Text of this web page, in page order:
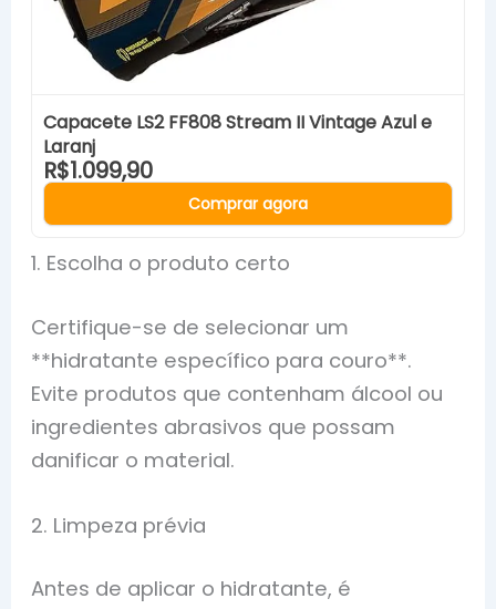
Capacete LS2 FF808 Stream II Vintage Azul e
Laranj
R$1.099,90
Comprar agora
1. Escolha o produto certo
Certifique-se de selecionar um
**hidratante específico para couro**.
Evite produtos que contenham álcool ou
ingredientes abrasivos que possam
danificar o material.
2. Limpeza prévia
Antes de aplicar o hidratante, é